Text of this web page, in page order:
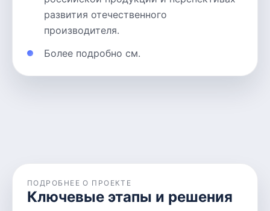
развития отечественного
производителя.
Более подробно см.
ПОДРОБНЕЕ О ПРОЕКТЕ
Ключевые этапы и решения